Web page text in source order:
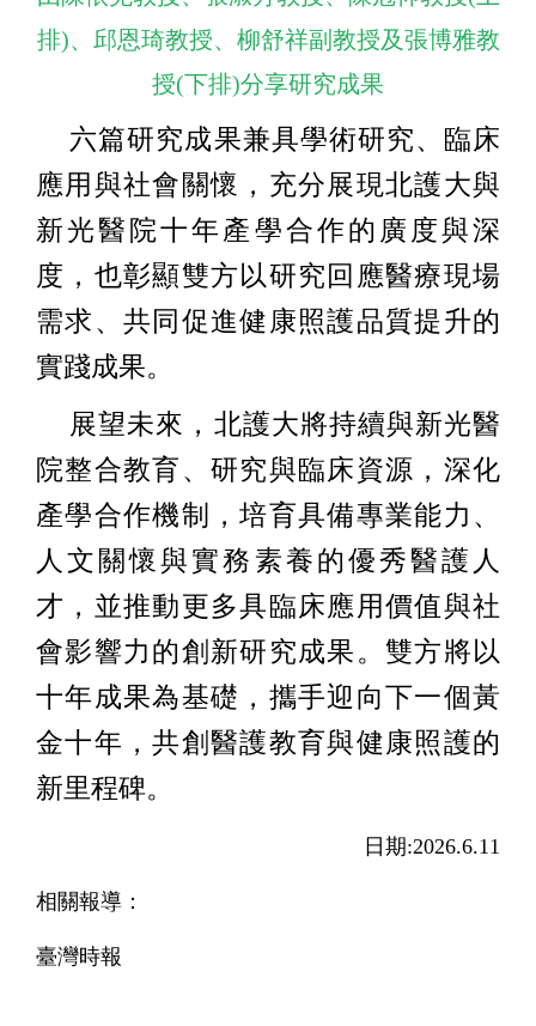
排)、邱恩琦教授、柳舒祥副教授及張博雅教
授(下排)分享研究成果
六篇研究成果兼具學術研究、臨床
應用與社會關懷，充分展現北護大與
新光醫院十年產學合作的廣度與深
度，也彰顯雙方以研究回應醫療現場
需求、共同促進健康照護品質提升的
實踐成果。
展望未來，北護大將持續與新光醫
院整合教育、研究與臨床資源，深化
產學合作機制，培育具備專業能力、
人文關懷與實務素養的優秀醫護人
才，並推動更多具臨床應用價值與社
會影響力的創新研究成果。雙方將以
十年成果為基礎，攜手迎向下一個黃
金十年，共創醫護教育與健康照護的
新里程碑。
日期:2026.6.11
相關報導：
臺灣時報